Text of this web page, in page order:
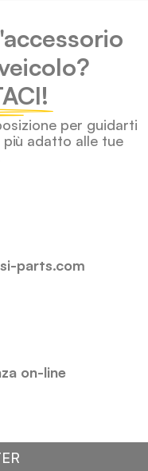
per guidarti
adatto alle tue
parts.com
on-line